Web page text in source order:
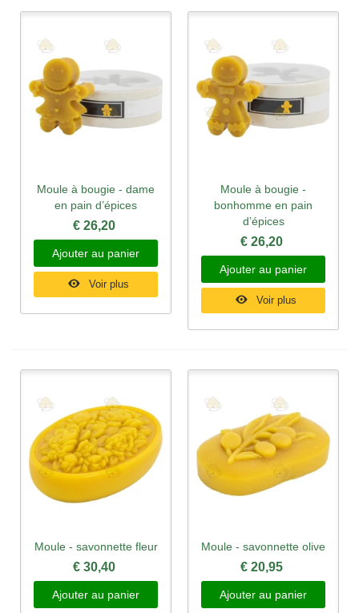
Moule à bougie - dame
en pain d’épices
€ 26,20
Ajouter au panier
Voir plus
Moule à bougie -
bonhomme en pain
d’épices
€ 26,20
Ajouter au panier
Voir plus
Moule - savonnette fleur
€ 30,40
Ajouter au panier
Moule - savonnette olive
€ 20,95
Ajouter au panier